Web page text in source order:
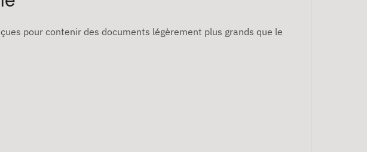
pour contenir des documents légèrement plus grands que le